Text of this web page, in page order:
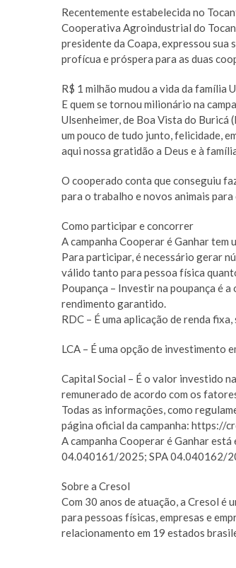
Recentemente estabelecida no
Cooperativa Agroindustrial do
presidente da Coapa, expressou
profícua e próspera para as duas
R$ 1 milhão mudou a vida da família
E quem se tornou milionário na
Ulsenheimer, de Boa Vista do Buricá
um pouco de tudo junto, felicidade,
aqui nossa gratidão a Deus e à
O cooperado conta que conseguiu
para o trabalho e novos animais
Como participar e concorrer
A campanha Cooperar é Ganhar
Para participar, é necessário gerar
válido tanto para pessoa física
Poupança – Investir na poupança é
rendimento garantido.
RDC – É uma aplicação de renda
LCA – É uma opção de investimento
Capital Social – É o valor investido
remunerado de acordo com os
Todas as informações, como
página oficial da campanha: https://
A campanha Cooperar é Ganhar
04.040161/2025; SPA 04.040162/
Sobre a Cresol
Com 30 anos de atuação, a Cresol
para pessoas físicas, empresas e
relacionamento em 19 estados